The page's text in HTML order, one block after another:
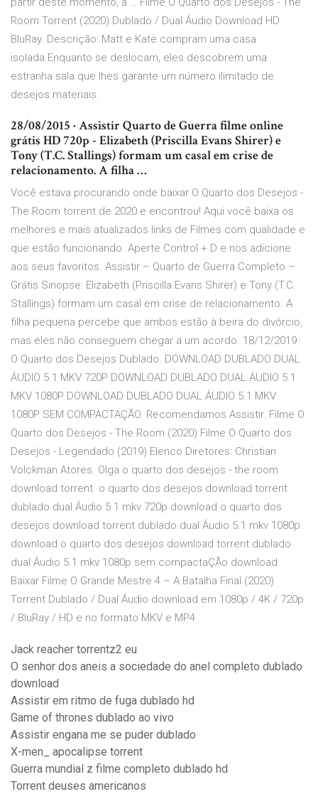
Room Torrent (2020) Dublado / Dual Áudio Download HD
BluRay. Descrição: Matt e Kate compram uma casa
isolada.Enquanto se deslocam, eles descobrem uma
estranha sala que lhes garante um número ilimitado de
desejos materiais.
28/08/2015 · Assistir Quarto de Guerra filme online
grátis HD 720p - Elizabeth (Priscilla Evans Shirer) e
Tony (T.C. Stallings) formam um casal em crise de
relacionamento. A filha …
Você estava procurando onde baixar O Quarto dos Desejos -
The Room torrent de 2020 e encontrou! Aqui você baixa os
melhores e mais atualizados links de Filmes com qualidade e
que estão funcionando. Aperte Control + D e nos adicione
aos seus favoritos. Assistir – Quarto de Guerra Completo –
Grátis Sinopse: Elizabeth (Priscilla Evans Shirer) e Tony (T.C.
Stallings) formam um casal em crise de relacionamento. A
filha pequena percebe que ambos estão à beira do divórcio,
mas eles não conseguem chegar a um acordo. 18/12/2019 ·
O Quarto dos Desejos Dublado. DOWNLOAD DUBLADO DUAL
ÁUDIO 5.1 MKV 720P DOWNLOAD DUBLADO DUAL ÁUDIO 5.1
MKV 1080P DOWNLOAD DUBLADO DUAL ÁUDIO 5.1 MKV
1080P SEM COMPACTAÇÃO. Recomendamos Assistir. Filme O
Quarto dos Desejos - The Room (2020) Filme O Quarto dos
Desejos - Legendado (2019) Elenco Diretores: Christian
Volckman Atores. Olga o quarto dos desejos - the room
download torrent. o quarto dos desejos download torrent
dublado dual Áudio 5.1 mkv 720p download o quarto dos
desejos download torrent dublado dual Áudio 5.1 mkv 1080p
download o quarto dos desejos download torrent dublado
dual Áudio 5.1 mkv 1080p sem compactaÇÃo download
Baixar Filme O Grande Mestre 4 – A Batalha Final (2020)
Torrent Dublado / Dual Áudio download em 1080p / 4K / 720p
/ BluRay / HD e no formato MKV e MP4
Jack reacher torrentz2 eu
O senhor dos aneis a sociedade do anel completo dublado
download
Assistir em ritmo de fuga dublado hd
Game of thrones dublado ao vivo
Assistir engana me se puder dublado
X-men_ apocalipse torrent
Guerra mundial z filme completo dublado hd
Torrent deuses americanos